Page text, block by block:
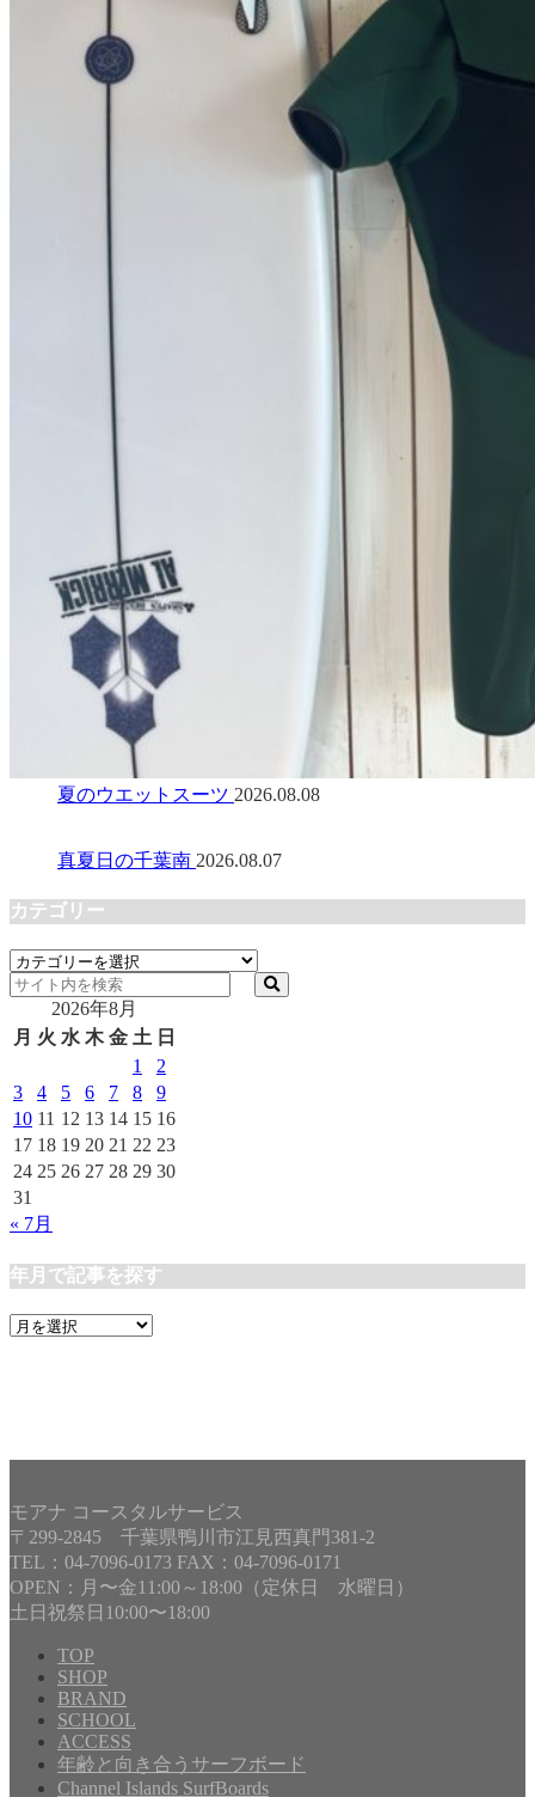
夏のウエットスーツ 2026.08.08
真夏日の千葉南 2026.08.07
カテゴリー
カ
テ
リ
2026年8月
月 火 水 木 金 土 日
1
2
3
4 5 6 7 8
9
10 11 12 13 14 15 16
17 18 19 20 21 22 23
24 25 26 27 28 29 30
31
« 7月
年月で記事を探す
年
モアナ コースタルサービス
〒299-2845 千葉県鴨川市江見西真門381-2
TEL：04-7096-0173 FAX：04-7096-0171
OPEN：月〜金11:00～18:00（定休日 水曜日）
土日祝祭日10:00〜18:00
TOP
SHOP
BRAND
SCHOOL
ACCESS
年齢と向き合うサーフボード
Channel Islands SurfBoards
Copyright©MOANA COASTAL SERVICE
Reserved.